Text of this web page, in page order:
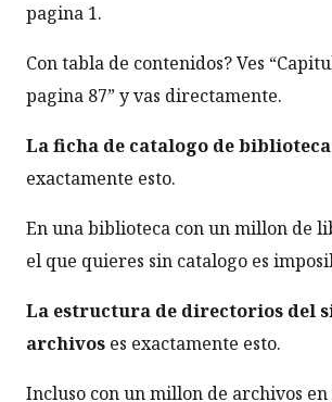
pagina 1.
Con tabla de contenidos? Ves
pagina 87” y vas directamente.
La ficha de catalogo de biblioteca
exactamente esto.
En una biblioteca con un millon de
el que quieres sin catalogo es
La estructura de directorios del
archivos es exactamente esto.
Incluso con un millon de archivos